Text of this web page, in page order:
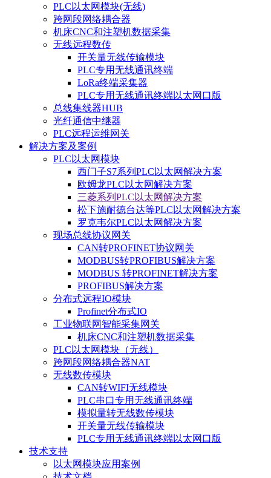
PLC以太网模块(无线)
跨网段网络耦合器
机床CNC和注塑机数据采集
无线远程数传
开关量无线传输模块
PLC专用无线通讯终端
LoRa终端采集器
PLC专用无线通讯终端以太网口版
总线集线器HUB
光纤通信中继器
PLC远程运维网关
解决方案及案例
PLC以太网模块
西门子S7系列PLC以太网解决方案
欧姆龙PLC以太网解决方案
三菱系列PLC以太网解决方案
松下施耐德台达等PLC以太网解决方案
罗克韦尔PLC以太网解决方案
现场总线协议网关
CAN转PROFINET协议网关
MODBUS转PROFIBUS解决方案
MODBUS 转PROFINET解决方案
PROFIBUS解决方案
分布式远程IO模块
Profinet分布式IO
工业物联网智能采集网关
机床CNC和注塑机数据采集
PLC以太网模块（无线）
跨网段网络耦合器NAT
无线数传模块
CAN转WIFI无线模块
PLC串口专用无线通讯终端
模拟量转无线数传模块
开关量无线传输模块
PLC专用无线通讯终端以太网口版
技术支持
以太网模块应用案例